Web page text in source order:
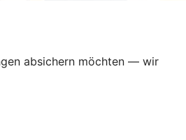
absichern möchten — wir